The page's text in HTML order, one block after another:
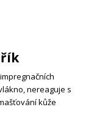
nereaguje s
kůže